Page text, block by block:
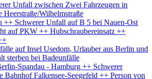
Unfall zwischen Zwei Fahrzeugen in
Heerstraße/Wilhelmstraße
++ Schwerer Unfall auf B 5 bei Nauen-Ost
auf PKW ++ Hubschraubereinsatz ++
auf Insel Usedom, Urlauber aus Berlin und
sterben bei Badeunfälle
Spandau - Hamburg ++ Schwerer
Bahnhof Falkensee-Seegefeld ++ Person von